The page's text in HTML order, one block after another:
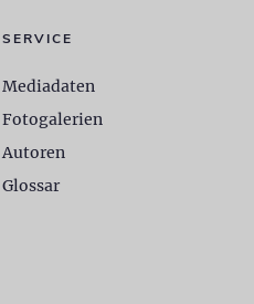
SERVICE
Mediadaten
Fotogalerien
Autoren
Glossar